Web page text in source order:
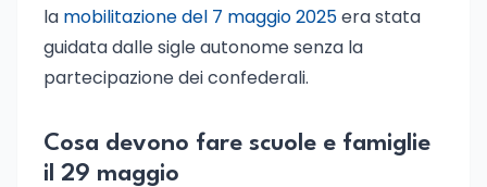
la mobilitazione del 7 maggio 2025era stata
guidata dalle sigle autonome senza la
partecipazione dei confederali.
Cosa devono fare scuole e famiglie
il 29 maggio